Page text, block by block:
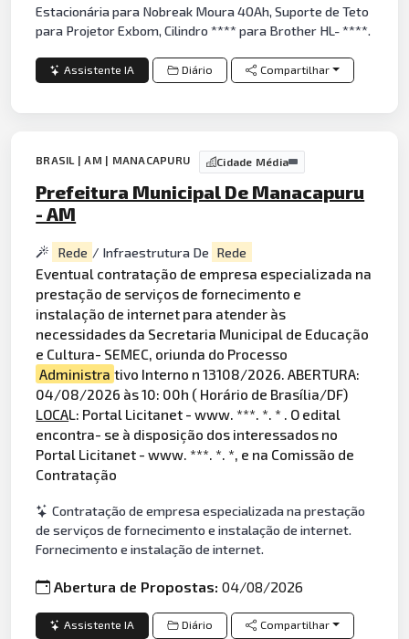
Estacionária para Nobreak Moura 40Ah, Suporte de Teto
para Projetor Exbom, Cilindro **** para Brother HL- ****.
Assistente IA Diário Compartilhar
BRASIL | AM | MANACAPURU Cidade Média
Prefeitura Municipal De Manacapuru
- AM
Rede / Infraestrutura De Rede
Eventual contratação de empresa especializada na
prestação de serviços de fornecimento e
instalação de internet para atender às
necessidades da Secretaria Municipal de Educação
e Cultura- SEMEC, oriunda do Processo
Administra tivo Interno n 13108/2026. ABERTURA:
04/08/2026 às 10: 00h ( Horário de Brasília/DF)
LOCAL: Portal Licitanet - www. ***. *. * . O edital
encontra- se à disposição dos interessados no
Portal Licitanet - www. ***. *. *, e na Comissão de
Contratação
Contratação de empresa especializada na prestação
de serviços de fornecimento e instalação de internet.
Fornecimento e instalação de internet.
Abertura de Propostas:04/08/2026
Assistente IA Diário Compartilhar